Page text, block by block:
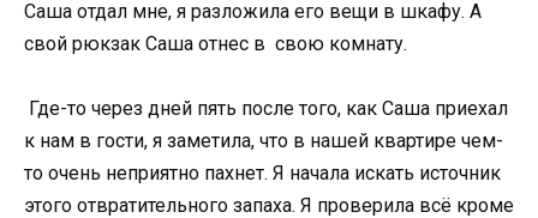
Саша отдал мне, я разложила его вещи в шкафу. А
свой рюкзак Саша отнес в свою комнату.
Где-то через дней пять после того, как Саша приехал
к нам в гости, я заметила, что в нашей квартире чем-
то очень неприятно пахнет. Я начала искать источник
этого отвратительного запаха. Я проверила всё кроме